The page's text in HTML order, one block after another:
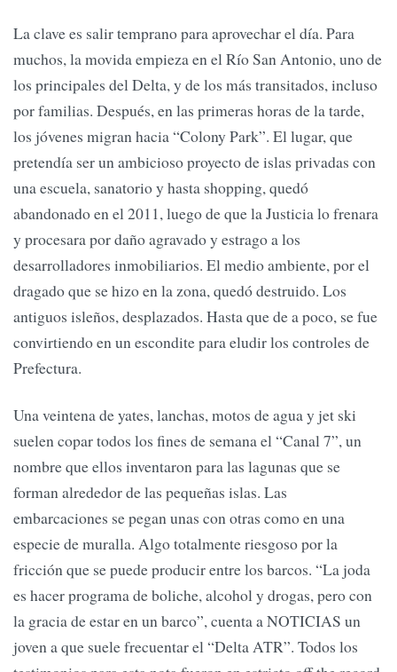
La clave es salir temprano para aprovechar el día. Para
muchos, la movida empieza en el Río San Antonio, uno de
los principales del Delta, y de los más transitados, incluso
por familias. Después, en las primeras horas de la tarde,
los jóvenes migran hacia “Colony Park”. El lugar, que
pretendía ser un ambicioso proyecto de islas privadas con
una escuela, sanatorio y hasta shopping, quedó
abandonado en el 2011, luego de que la Justicia lo frenara
y procesara por daño agravado y estrago a los
desarrolladores inmobiliarios. El medio ambiente, por el
dragado que se hizo en la zona, quedó destruido. Los
antiguos isleños, desplazados. Hasta que de a poco, se fue
convirtiendo en un escondite para eludir los controles de
Prefectura.
Una veintena de yates, lanchas, motos de agua y jet ski
suelen copar todos los fines de semana el “Canal 7”, un
nombre que ellos inventaron para las lagunas que se
forman alrededor de las pequeñas islas. Las
embarcaciones se pegan unas con otras como en una
especie de muralla. Algo totalmente riesgoso por la
fricción que se puede producir entre los barcos. “La joda
es hacer programa de boliche, alcohol y drogas, pero con
la gracia de estar en un barco”, cuenta a NOTICIAS un
joven a que suele frecuentar el “Delta ATR”. Todos los